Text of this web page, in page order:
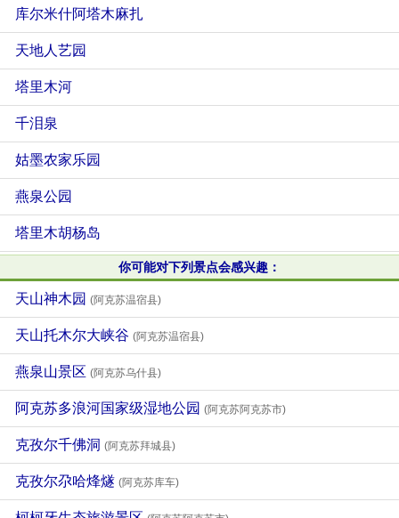
库尔米什阿塔木麻扎
天地人艺园
塔里木河
千泪泉
姑墨农家乐园
燕泉公园
塔里木胡杨岛
你可能对下列景点会感兴趣：
天山神木园 (阿克苏温宿县)
天山托木尔大峡谷 (阿克苏温宿县)
燕泉山景区 (阿克苏乌什县)
阿克苏多浪河国家级湿地公园 (阿克苏阿克苏市)
克孜尔千佛洞 (阿克苏拜城县)
克孜尔尕哈烽燧 (阿克苏库车)